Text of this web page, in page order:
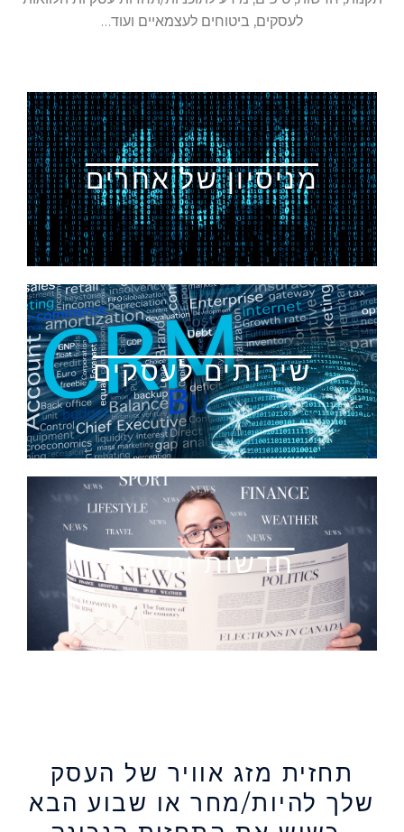
לעסקים, ביטוחים לעצמאיים ועוד…
מניסיון של אחרים
שירותים לעסקים
חדשות וטיפים
תחזית מזג אוויר של העסק
שלך להיות/מחר או שבוע הבא